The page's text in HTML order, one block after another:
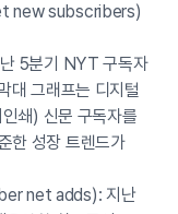
new subscribers)
5분기 NYT 구독자
대 그래프는 디지털
쇄) 신문 구독자를
한 성장 트렌드가
net adds): 지난